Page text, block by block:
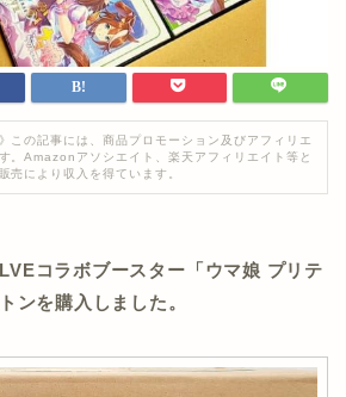
この記事には、商品プロモーション及びアフィリエ
。Amazonアソシエイト、楽天アフィリエイト等と
売により収入を得ています。
コラボブースター「ウマ娘 プリテ
ンを購入しました。